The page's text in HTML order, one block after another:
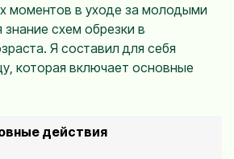
моментов в уходе за молодыми
знание схем обрезки в
Я составил для себя
которая включает основные
действия